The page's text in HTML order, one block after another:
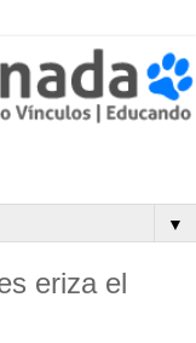
▼
eriza el